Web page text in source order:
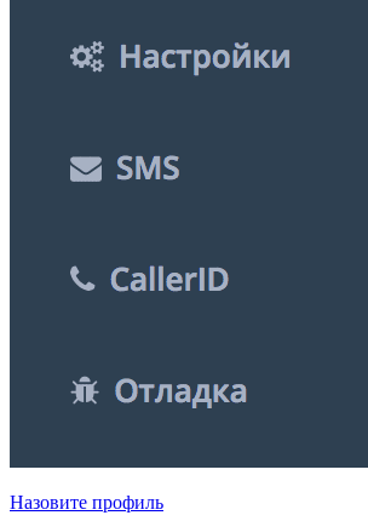
Назовите профиль